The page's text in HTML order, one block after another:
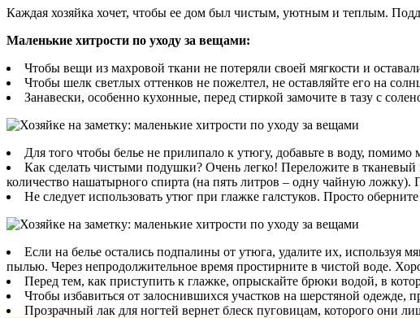
Каждая хозяйка хочет, чтобы ее дом был чистым, уютным и теплым.
Маленькие хитрости по уходу за вещами:
Чтобы вещи из махровой ткани не потеряли своей мягкости и
Чтобы шелк светлых оттенков не пожелтел, не оставляйте его на
Занавески, особенно кухонные, перед стиркой замочите в тазу с
Для того чтобы белье не прилипало к утюгу, добавьте в воду, помимо
Как сделать чистыми подушки? Очень легко! Переложите в
количество нашатырного спирта (на пять литров – одну чайную ложку).
Не следует использовать утюг при глажке галстуков. Просто
Если на белье остались подпалины от утюга, удалите их,
пылью. Через непродолжительное время простирните в чистой воде.
Перед тем, как приступить к глажке, опрыскайте брюки водой, в
Чтобы избавиться от залоснившихся участков на шерстяной одежде,
Прозрачный лак для ногтей вернет блеск пуговицам, которого они